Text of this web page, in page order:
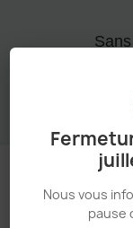
Nous vous
pause